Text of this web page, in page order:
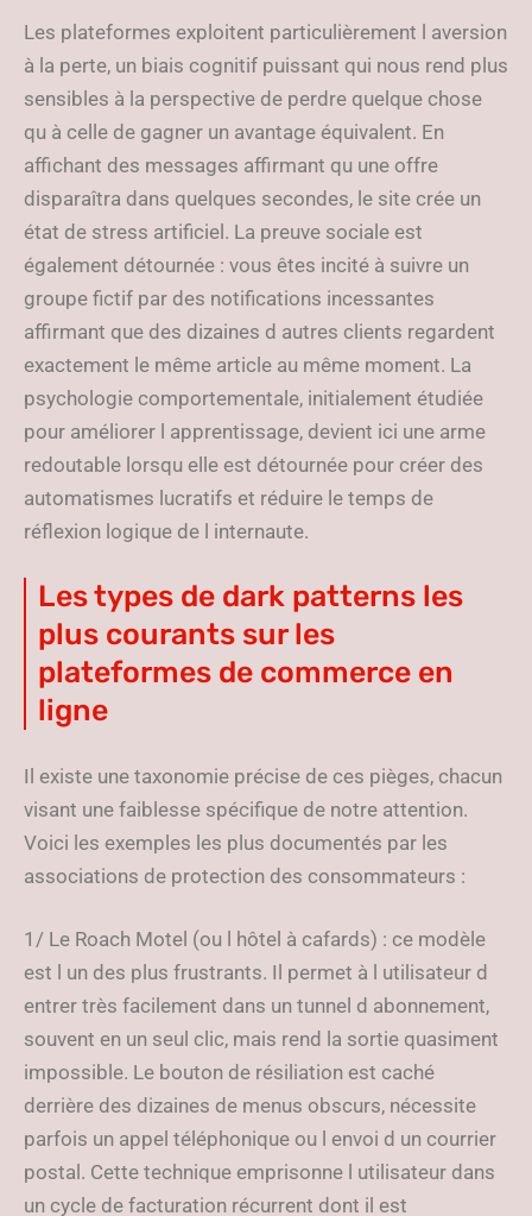
Les plateformes exploitent particulièrement l aversion
à la perte, un biais cognitif puissant qui nous rend plus
sensibles à la perspective de perdre quelque chose
qu à celle de gagner un avantage équivalent. En
affichant des messages affirmant qu une offre
disparaîtra dans quelques secondes, le site crée un
état de stress artificiel. La preuve sociale est
également détournée : vous êtes incité à suivre un
groupe fictif par des notifications incessantes
affirmant que des dizaines d autres clients regardent
exactement le même article au même moment. La
psychologie comportementale, initialement étudiée
pour améliorer l apprentissage, devient ici une arme
redoutable lorsqu elle est détournée pour créer des
automatismes lucratifs et réduire le temps de
réflexion logique de l internaute.
Les types de dark patterns les
plus courants sur les
plateformes de commerce en
ligne
Il existe une taxonomie précise de ces pièges, chacun
visant une faiblesse spécifique de notre attention.
Voici les exemples les plus documentés par les
associations de protection des consommateurs :
1/ Le Roach Motel (ou l hôtel à cafards) : ce modèle
est l un des plus frustrants. Il permet à l utilisateur d
entrer très facilement dans un tunnel d abonnement,
souvent en un seul clic, mais rend la sortie quasiment
impossible. Le bouton de résiliation est caché
derrière des dizaines de menus obscurs, nécessite
parfois un appel téléphonique ou l envoi d un courrier
postal. Cette technique emprisonne l utilisateur dans
un cycle de facturation récurrent dont il est